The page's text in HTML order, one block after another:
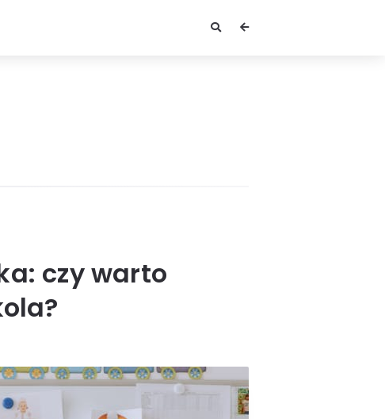
czy warto